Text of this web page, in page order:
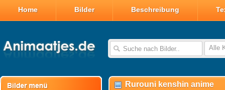
Home Bilder Beschreibung
Alle
Rurouni kenshin anime